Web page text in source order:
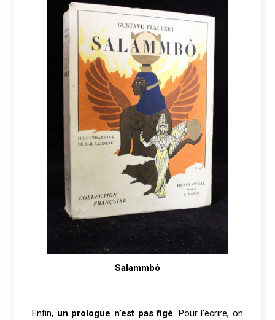
Salammbô
Enfin, un prologue n’est pas figé. Pour l’écrire, on